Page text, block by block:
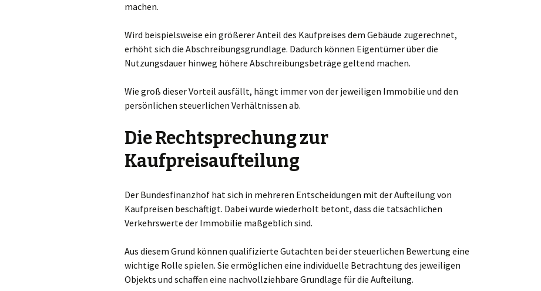
machen.
Wird beispielsweise ein größerer Anteil des Kaufpreises dem Gebäude zugerechnet,
erhöht sich die Abschreibungsgrundlage. Dadurch können Eigentümer über die
Nutzungsdauer hinweg höhere Abschreibungsbeträge geltend machen.
Wie groß dieser Vorteil ausfällt, hängt immer von der jeweiligen Immobilie und den
persönlichen steuerlichen Verhältnissen ab.
Die Rechtsprechung zur
Kaufpreisaufteilung
Der Bundesfinanzhof hat sich in mehreren Entscheidungen mit der Aufteilung von
Kaufpreisen beschäftigt. Dabei wurde wiederholt betont, dass die tatsächlichen
Verkehrswerte der Immobilie maßgeblich sind.
Aus diesem Grund können qualifizierte Gutachten bei der steuerlichen Bewertung eine
wichtige Rolle spielen. Sie ermöglichen eine individuelle Betrachtung des jeweiligen
Objekts und schaffen eine nachvollziehbare Grundlage für die Aufteilung.